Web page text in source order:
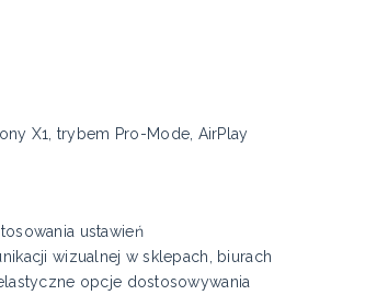
X1, trybem Pro-Mode, AirPlay
ustawień
wizualnej w sklepach, biurach
opcje dostosowywania